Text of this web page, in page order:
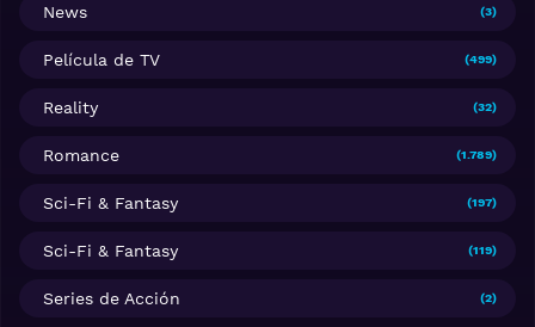
News (3)
Película de TV (499)
Reality (32)
Romance (1.789)
Sci-Fi & Fantasy (197)
Sci-Fi & Fantasy (119)
Series de Acción (2)